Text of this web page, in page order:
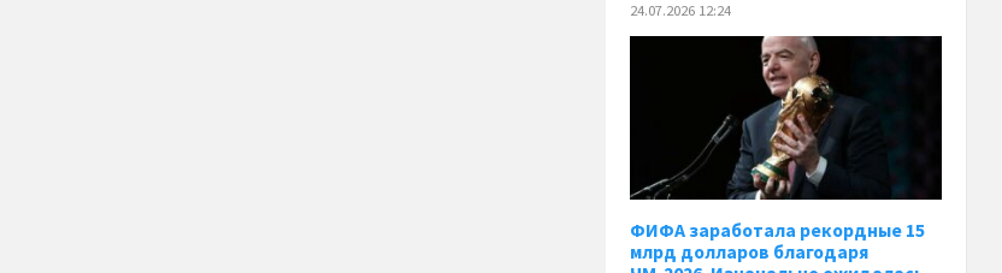
24.07.2026 12:24
ФИФА заработала рекордные 15
млрд долларов благодаря